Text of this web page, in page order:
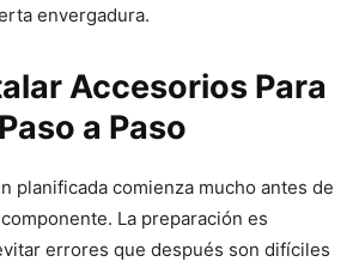
envergadura.
Accesorios Para
a Paso
planificada comienza mucho antes de
La preparación es
errores que después son difíciles